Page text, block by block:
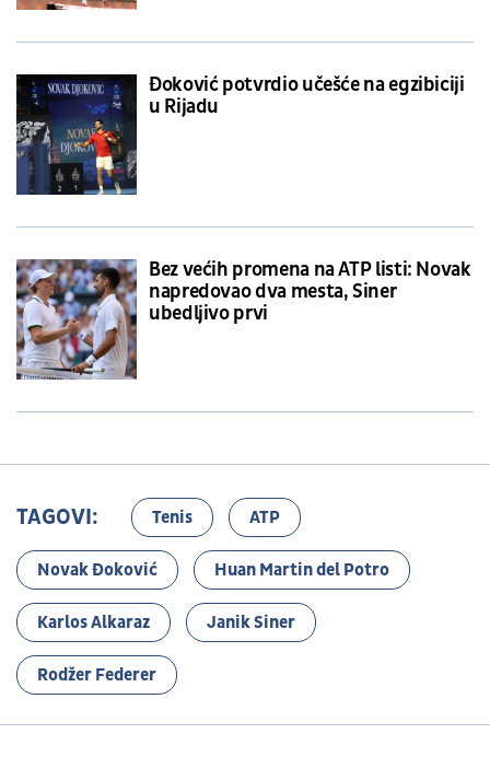
Đoković potvrdio učešće na egzibiciji
u Rijadu
Bez većih promena na ATP listi: Novak
napredovao dva mesta, Siner
ubedljivo prvi
TAGOVI: Tenis ATP
Novak Đoković Huan Martin del Potro
Karlos Alkaraz Janik Siner
Rodžer Federer